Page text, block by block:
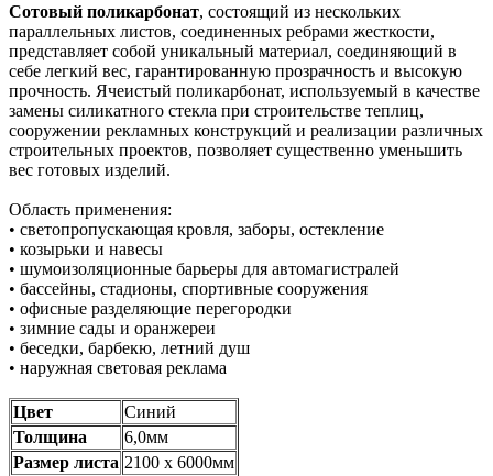
Сотовый поликарбонат, состоящий из нескольких
параллельных листов, соединенных ребрами жесткости,
представляет собой уникальный материал, соединяющий в
себе легкий вес, гарантированную прозрачность и высокую
прочность. Ячеистый поликарбонат, используемый в качестве
замены силикатного стекла при строительстве теплиц,
сооружении рекламных конструкций и реализации различных
строительных проектов, позволяет существенно уменьшить
вес готовых изделий.
Область применения:
• светопропускающая кровля, заборы, остекление
• козырьки и навесы
• шумоизоляционные барьеры для автомагистралей
• бассейны, стадионы, спортивные сооружения
• офисные разделяющие перегородки
• зимние сады и оранжереи
• беседки, барбекю, летний душ
• наружная световая реклама
Цвет
Синий
Толщина
6,0мм
Размер листа 2100 х 6000мм